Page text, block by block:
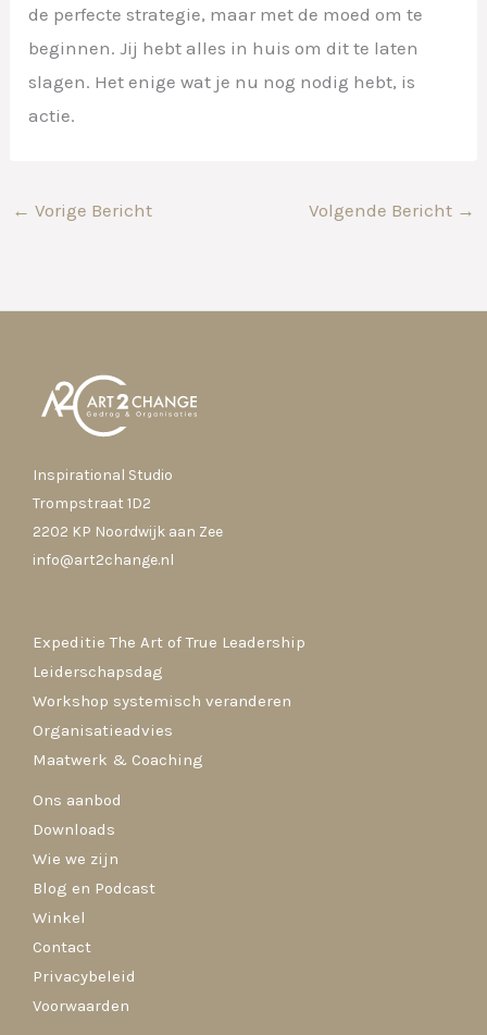
de perfecte strategie, maar met de moed om te
beginnen. Jij hebt alles in huis om dit te laten
slagen. Het enige wat je nu nog nodig hebt, is
actie.
← Vorige Bericht Volgende Bericht →
Inspirational Studio
Trompstraat 1D2
2202 KP Noordwijk aan Zee
info@art2change.nl
Expeditie The Art of True Leadership
Leiderschapsdag
Workshop systemisch veranderen
Organisatieadvies
Maatwerk & Coaching
Ons aanbod
Downloads
Wie we zijn
Blog en Podcast
Winkel
Contact
Privacybeleid
Voorwaarden